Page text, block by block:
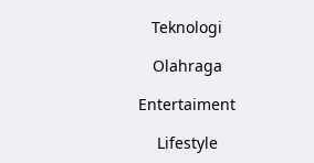
Teknologi
Olahraga
Entertaiment
Lifestyle